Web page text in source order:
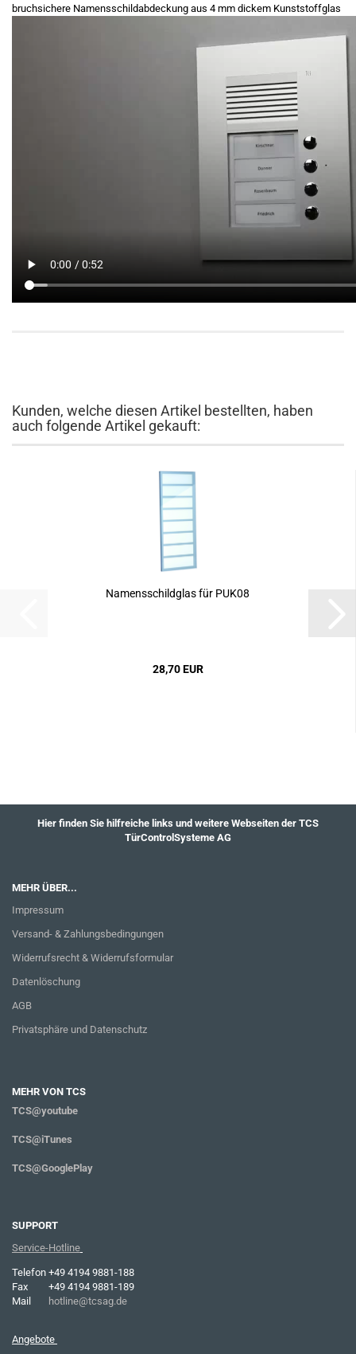
bruchsichere Namensschildabdeckung aus 4 mm dickem Kunststoffglas
Kunden, welche diesen Artikel bestellten, haben
auch folgende Artikel gekauft:
Namensschildglas für PUK08
28,70 EUR
Hier finden Sie hilfreiche links und weitere Webseiten der TCS
TürControlSysteme AG
MEHR ÜBER...
Impressum
Versand- & Zahlungsbedingungen
Widerrufsrecht & Widerrufsformular
Datenlöschung
AGB
Privatsphäre und Datenschutz
MEHR VON TCS
TCS@youtube
TCS@iTunes
TCS@GooglePlay
SUPPORT
Service-Hotline
Telefon +49 4194 9881-188
Fax
+49 4194 9881-189
Mail
hotline@tcsag.de
Angebote